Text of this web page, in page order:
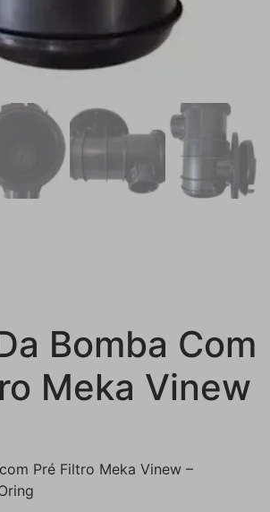
Bomba Com
Meka Vinew
Pré Filtro Meka Vinew –